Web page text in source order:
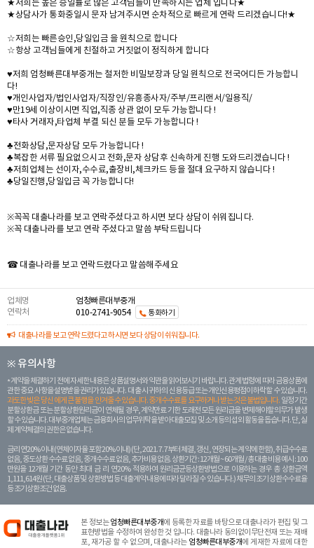
★저희는 높은 승일률로 많은 고객님들이 만족하시는 업체 입니다★
★상담사가 통화중일시 문자 남겨주시면 순차적으로 빠르게 연락 드리겠습니다!★
☆저희는 빠른승인,당일입금 을 원칙으로 합니다
☆항상 고객님들에게 친절하고 거짓없이 정직하게 합니다
♥저희 엄청빠른대부중개는 철저한 비밀보장과 당일 원칙으로 전국어디든 가능합니
다!
♥개인사업자/법인사업자/직장인/유흥종사자/주부/프리랜서/일용직/
♥만19세 이상이시면 직업,직종 상관 없이 모두 가능합니다 !
♥타사 거래자,타업체 부결 되신 분들 모두 가능합니다 !
♣전화상담,문자상담 모두 가능합니다 !
♣복잡한 서류 필요없으시고 전화,문자 상담후 신속하게 진행 도와드리겠습니다 !
♣저희업체는 선이자,수수료,출장비,체크카드 등을 절대 요구하지 않습니다 !
♣당일진행,당일입금 꼭 가능합니다!
※꼭꼭 대출나라를 보고 연락주셨다고 하시면 보다 상담이 쉬워집니다.
※꼭 대출나라를 보고 연락 주셨다고 말씀 부탁드립니다
☎ 대출나라를 보고 연락드렸다고 말씀해주세요
업체명
엄청빠른대부중개
연락처
010-2741-9054 통화하기
대출나라를 보고 연락드렸다고 하시면 보다 상담이 쉬워집니다.
※ 유의사항
계약을 체결하기 전에 자세한 내용은 상품설명서와 약관을 읽어보시기 바랍니다. 관계 법령에 따라 금융상품에
관한 중요 사항을 설명받을 권리가 있습니다. 대 출 시 귀하의 신용등급 또는 개인신용평점이 하락할 수 있습니다.
과도한 빚은 당신 에게 큰 불행을 안겨줄 수 있습니다. 중개수수료를 요구하거나 받는 것은 불법입니다. 일정 기간
분할상환금 또는 분할상환원리금이 연체될 경우, 계약만료 기한 도래전 모든 원리금을 변제해야할 의무가 발생
할 수 있습니다. 대부중개업체는 금융회사의 업무위탁을 받아 대출모집 및 소개 등의 섭외 활동을 돕습니다. 단, 실
제 계약체결의 권한은 없습니다.
금리 연20% 이내 (연체이자율 포함 20% 이내) (단, 2021. 7. 7부터 체결, 갱신, 연장되는 계 약에 한함), 취급수수료
없음, 중도상환 수수료 없음, 중개수수료 없음, 추가비용 없음. 상환기간 : 12개월 ~ 60개월 / 총 대출 비용 예시 : 100
만원을 12개월 기간 동안 최대 금 리 연20% 적용하여 원리금균등상환방법으로 이용하는 경우 총 상환금액
1,111,614원 (단, 대출상품 및 상환방법 등 대출계약 내용에 따라 달라질 수 있습니다.) 채무의 조기 상환수수료율
등 조기상환조건 없음.
본 정보는엄청빠른대부중개에 등록한 자료를 바탕으로 대출나라가 편집 및 그
표현방법을 수정하여 완성한 것 입니다. 대출나라 동의없이무단전재 또는 재배
포, 재가공 할 수 없으며, 대출나라는 엄청빠른대부중개에 게재한 자료에 대한